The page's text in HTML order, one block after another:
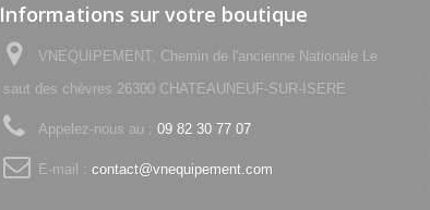
Informations sur votre boutique
VNEQUIPEMENT, Chemin de l'ancienne Nationale Le
saut des chèvres 26300 CHATEAUNEUF-SUR-ISERE
Appelez-nous au : 09 82 30 77 07
E-mail : contact@vnequipement.com